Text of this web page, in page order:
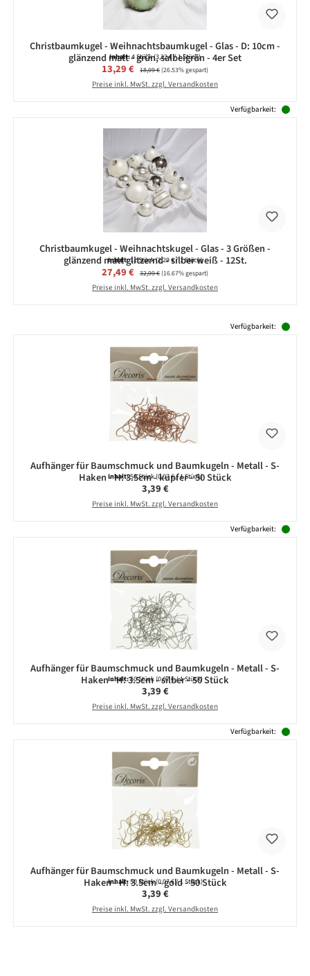
Christbaumkugel - Weihnachtsbaumkugel - Glas - D: 10cm -
glänzend matt - grün, salbeigrün - 4er Set
Inhalt:4 Stück(3,32 € / 1 Stück)
Verkaufspreis:
13,29 € Regulärer Preis:
18,09 €(26.53% gespart)
Preise inkl. MwSt. zzgl. Versandkosten
Verfügbarkeit:
Christbaumkugel - Weihnachtskugel - Glas - 3 Größen -
glänzend matt glitzernd - silber weiß - 12St.
Inhalt:12 Stück(2,29 € / 1 Stück)
Verkaufspreis:
27,49 € Regulärer Preis:
32,99 €(16.67% gespart)
Preise inkl. MwSt. zzgl. Versandkosten
Verfügbarkeit:
Aufhänger für Baumschmuck und Baumkugeln - Metall - S-
Haken - H: 3.5cm - kupfer - 50 Stück
Inhalt:50 Stück(0,07 € / 1 Stück)
Regulärer Preis:
3,39 €
Preise inkl. MwSt. zzgl. Versandkosten
Verfügbarkeit:
Aufhänger für Baumschmuck und Baumkugeln - Metall - S-
Haken - H: 3.5cm - silber - 50 Stück
Inhalt:50 Stück(0,07 € / 1 Stück)
Regulärer Preis:
3,39 €
Preise inkl. MwSt. zzgl. Versandkosten
Verfügbarkeit:
Aufhänger für Baumschmuck und Baumkugeln - Metall - S-
Haken - H: 3.5cm - gold - 50 Stück
Inhalt:50 Stück(0,07 € / 1 Stück)
Regulärer Preis:
3,39 €
Preise inkl. MwSt. zzgl. Versandkosten